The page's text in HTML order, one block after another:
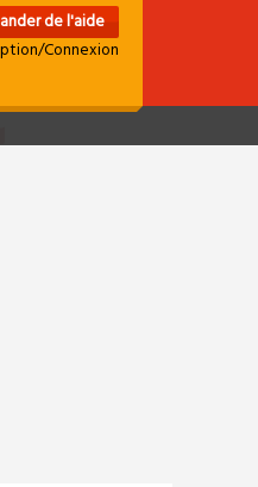
de l'aide
Connexion